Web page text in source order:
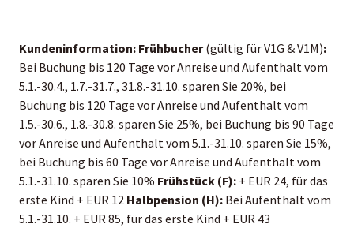
Kundeninformation: Frühbucher(gültig für V1G & V1M):
Bei Buchung bis 120 Tage vor Anreise und Aufenthalt vom
5.1.-30.4., 1.7.-31.7., 31.8.-31.10. sparen Sie 20%, bei
Buchung bis 120 Tage vor Anreise und Aufenthalt vom
1.5.-30.6., 1.8.-30.8. sparen Sie 25%, bei Buchung bis 90 Tage
vor Anreise und Aufenthalt vom 5.1.-31.10. sparen Sie 15%,
bei Buchung bis 60 Tage vor Anreise und Aufenthalt vom
5.1.-31.10. sparen Sie 10% Frühstück (F): + EUR 24, für das
erste Kind + EUR 12 Halbpension (H): Bei Aufenthalt vom
5.1.-31.10. + EUR 85, für das erste Kind + EUR 43